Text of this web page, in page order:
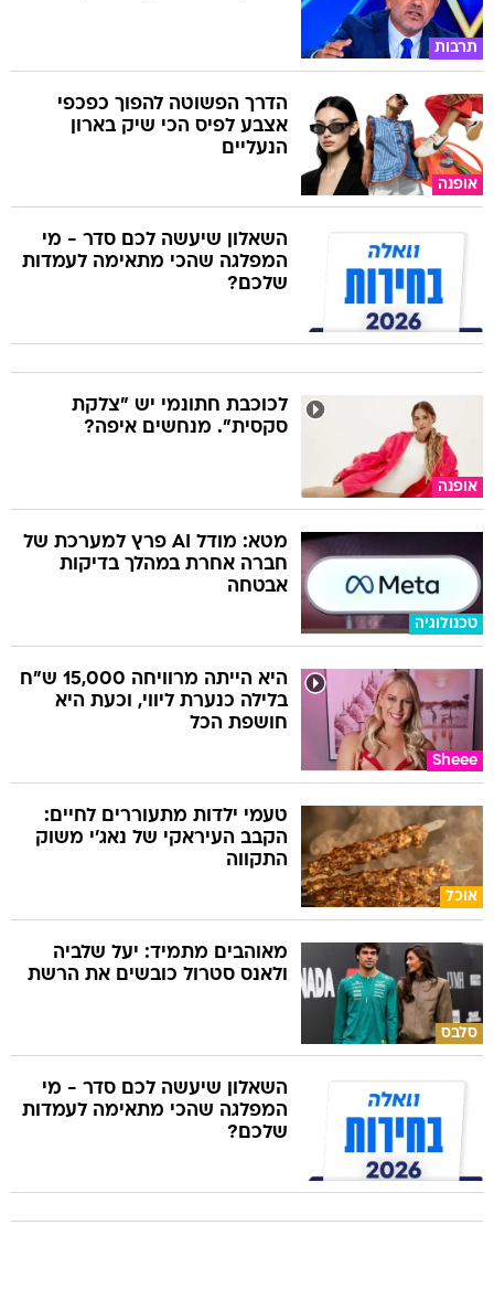
תרבות
אופנה
הדרך הפשוטה להפוך כפכפי
אצבע לפיס הכי שיק בארון
הנעליים
השאלון שיעשה לכם סדר - מי
המפלגה שהכי מתאימה לעמדות
שלכם?
אופנה
לכוכבת חתונמי יש "צלקת
סקסית". מנחשים איפה?
טכנולוגיה
מטא: מודל AI פרץ למערכת של
חברה אחרת במהלך בדיקות
אבטחה
Sheee
היא הייתה מרוויחה 15,000 ש"ח
בלילה כנערת ליווי, וכעת היא
חושפת הכל
אוכל
טעמי ילדות מתעוררים לחיים:
הקבב העיראקי של נאג׳י משוק
התקווה
סלבס
מאוהבים מתמיד: יעל שלביה
ולאנס סטרול כובשים את הרשת
השאלון שיעשה לכם סדר - מי
המפלגה שהכי מתאימה לעמדות
שלכם?